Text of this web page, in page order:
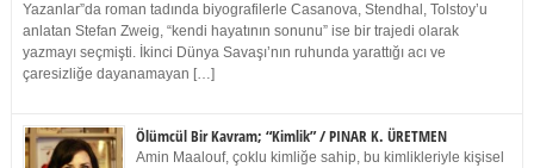
Yazanlar”da roman tadında biyografilerle Casanova, Stendhal, Tolstoy’u
anlatan Stefan Zweig, “kendi hayatının sonunu” ise bir trajedi olarak
yazmayı seçmişti. İkinci Dünya Savaşı’nın ruhunda yarattığı acı ve
çaresizliğe dayanamayan […]
Ölümcül Bir Kavram; “Kimlik” / PINAR K. ÜRETMEN
Amin Maalouf, çoklu kimliğe sahip, bu kimlikleriyle kişisel